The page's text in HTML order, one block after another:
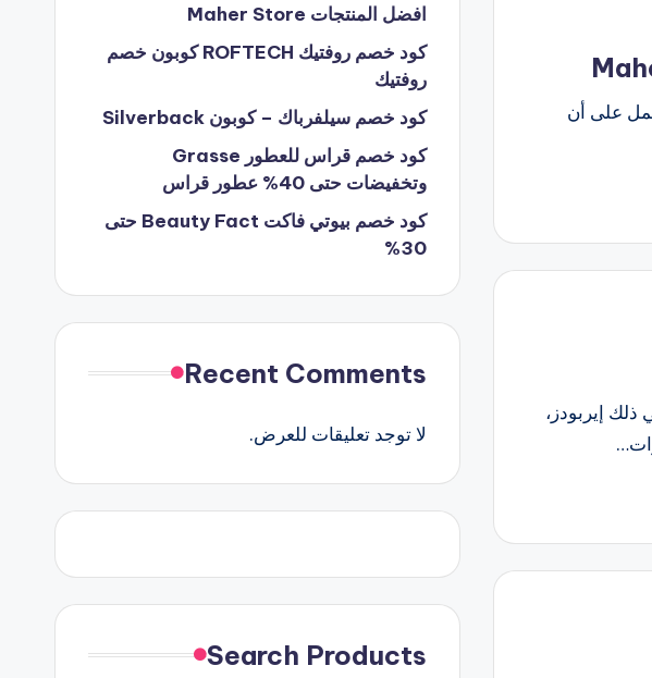
على أن
إيربودز،
افضل المنتجات Maher Store
كود خصم روفتيك ROFTECH كوبون خصم
روفتيك
كود خصم سيلفرباك – كوبون Silverback
كود خصم قراس للعطور Grasse
وتخفيضات حتى 40% عطور قراس
كود خصم بيوتي فاكت Beauty Fact حتى
30%
Recent Comments
لا توجد تعليقات للعرض.
Search Products